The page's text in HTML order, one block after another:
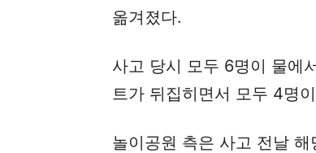
옮겨졌다.
사고 당시 모두 6명이 물에
트가 뒤집히면서 모두 4명
놀이공원 측은 사고 전날